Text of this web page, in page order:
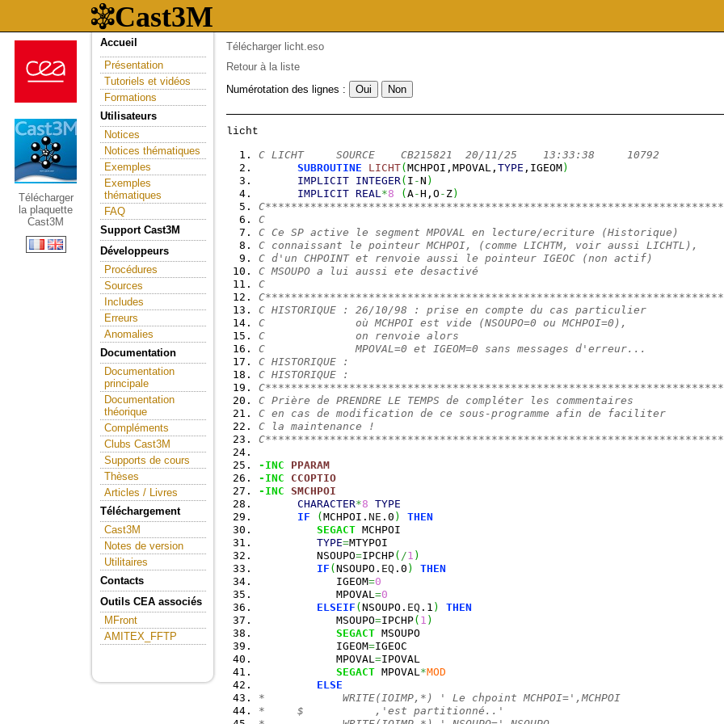
Télécharger
la plaquette
Cast3M
Accueil
Présentation
Tutoriels et vidéos
Formations
Utilisateurs
Notices
Notices thématiques
Exemples
Exemples
thématiques
FAQ
Support Cast3M
Développeurs
Procédures
Sources
Includes
Erreurs
Anomalies
Documentation
Documentation
principale
Documentation
théorique
Compléments
Clubs Cast3M
Supports de cours
Thèses
Articles / Livres
Téléchargement
Cast3M
Notes de version
Utilitaires
Contacts
Outils CEA associés
MFront
AMITEX_FFTP
Télécharger licht.eso
Retour à la liste
Numérotation des lignes :
C LICHT     SOURCE    CB215821  20/11/25    13:33:38     10792
SUBROUTINE
LICHT(MCHPOI,MPOVAL, TYPE ,IGEOM)
IMPLICIT INTEGER( I -N )
IMPLICIT REAL *8 (A-H,O - Z)
C
C Ce SP active le segment MPOVAL en lecture/ecriture (Historique)
C connaissant le pointeur MCHPOI, (comme LICHTM, voir aussi LICHTL),
C d'un CHPOINT et renvoie aussi le pointeur IGEOC (non actif)
C MSOUPO a lui aussi ete desactivé
C
C***********************************************************************
C HISTORIQUE : 26/10/98 : prise en compte du cas particulier
C              où MCHPOI est vide (NSOUPO=0 ou MCHPOI=0),
C              on renvoie alors
C              MPOVAL=0 et IGEOM=0 sans messages d'erreur...
C HISTORIQUE :
C HISTORIQUE :
C***********************************************************************
C Prière de PRENDRE LE TEMPS de compléter les commentaires
C en cas de modification de ce sous-programme afin de faciliter
C la maintenance !
C***********************************************************************
-INC
PPARAM
-INC
CCOPTIO
-INC SMCHPOI
CHARACTER*8 TYPE
IF
(MCHPOI. NE .0 )
THEN
SEGACT MCHPOI
TYPE=MTYPOI
         NSOUPO
=IPCHP( /1 )
IF (NSOUPO. EQ .0 )
THEN
            IGEOM
=0
            MPOVAL
=0
ELSEIF (NSOUPO. EQ .1 )
THEN
            MSOUPO
=IPCHP( 1 )
SEGACT MSOUPO
            IGEOM
=IGEOC
            MPOVAL
=IPOVAL
SEGACT MPOVAL *MOD
ELSE
*            WRITE(IOIMP,*) ' Le chpoint MCHPOI=',MCHPOI
*     $           ,'est partitionné..'